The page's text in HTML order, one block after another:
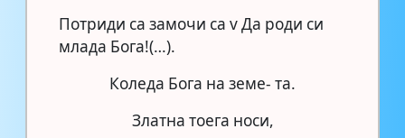
Потриди са замочи са v Да роди си
млада Бога!(…).
Коледа Бога на земе- та.
Златна тоега носи,